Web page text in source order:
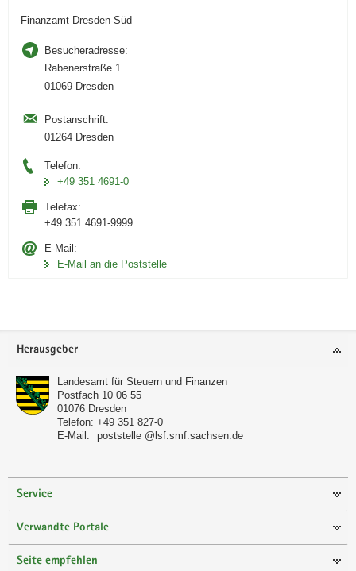
Finanzamt Dresden-Süd
Besucheradresse:
Rabenerstraße 1
01069 Dresden
Postanschrift:
01264 Dresden
Telefon:
+49 351 4691-0
Telefax:
+49 351 4691-9999
E-Mail:
E-Mail an die Poststelle
Footer-
Herausgeber
Landesamt für Steuern und Finanzen
Postfach 10 06 55
01076 Dresden
Telefon: +49 351 827-0
E-Mail:
poststelle @lsf.smf.sachsen.de
Service
Verwandte Portale
Seite empfehlen